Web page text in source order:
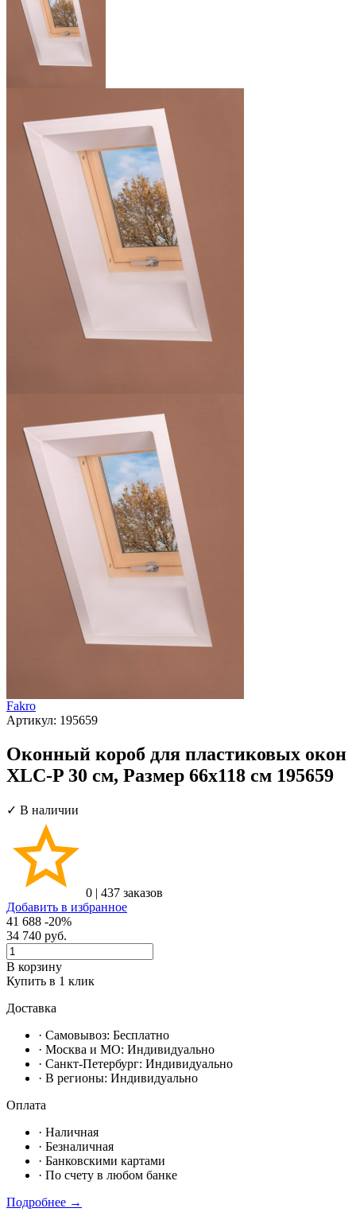
Fakro
Артикул: 195659
Оконный короб для пластиковых окон
XLC-P 30 см, Размер 66х118 см 195659
✓ В наличии
0 | 437 заказов
Добавить в избранное
41 688 -20%
34 740 руб.
В корзину
Купить в 1 клик
Доставка
· Самовывоз: Бесплатно
· Москвa и МО: Индивидуально
· Санкт-Петербург: Индивидуально
· В регионы: Индивидуально
Оплата
· Наличная
· Безналичная
· Банковскими картами
· По счету в любом банке
Подробнее →